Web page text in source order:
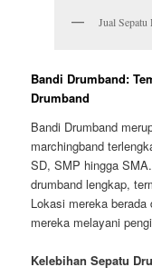
Jual Sepatu
Bandi Drumband:
Drumband
Bandi Drumband
marchingband
SD, SMP hingga
drumband lengkap,
Lokasi mereka
mereka melayani
Kelebihan Sepatu